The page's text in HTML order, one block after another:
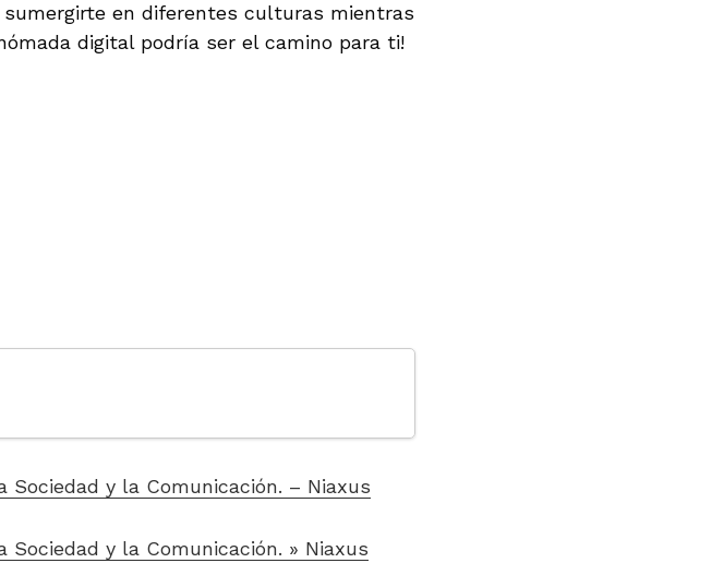
en diferentes culturas mientras
digital podría ser el camino para ti!
y la Comunicación. – Niaxus
y la Comunicación. » Niaxus